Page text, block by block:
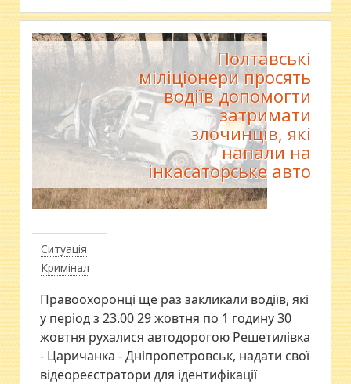
Ситуація
Кримінал
Полтавські
міліціонери просять
водіїв допомогти
затримати
злочинців, які
напали на
інкасаторське авто
Правоохоронці ще раз закликали водіїв, які
у період з 23.00 29 жовтня по 1 годину 30
жовтня рухалися автодорогою Решетилівка
- Царичанка - Дніпропетровськ, надати свої
відеореєстратори для ідентифікації